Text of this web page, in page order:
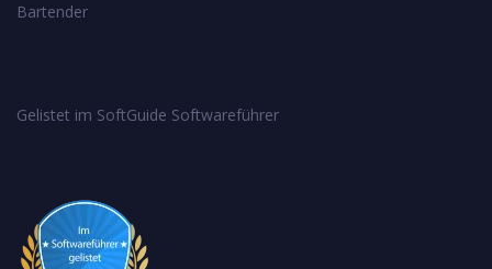
Bartender
Gelistet im SoftGuide Softwareführer